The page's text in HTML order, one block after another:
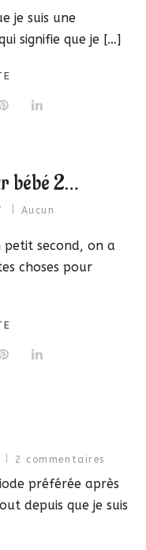
je suis une
signifie que je […]
bébé 2…
Aucun
petit second, on a
choses pour
2 commentaires
préférée après
depuis que je suis